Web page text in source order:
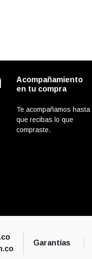
Acompañamiento
en tu compra
Te acompañamos hasta
que recibas lo que
compraste.
Garantías